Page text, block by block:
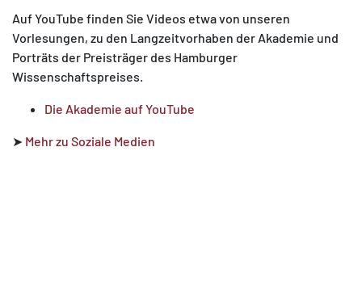
Auf YouTube finden Sie Videos etwa von unseren
Vorlesungen, zu den Langzeitvorhaben der Akademie und
Porträts der Preisträger des Hamburger
Wissenschaftspreises.
Die Akademie auf YouTube
➤ Mehr zu Soziale Medien